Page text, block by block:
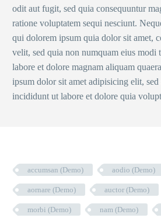
odit aut fugit, sed quia consequuntur
ratione voluptatem sequi nesciunt.
qui dolorem ipsum quia dolor sit amet,
velit, sed quia non numquam eius modi
labore et dolore magnam aliquam
ipsum dolor sit amet adipisicing elit,
incididunt ut labore et dolore quia
accumsan (Demo) aodio (Demo)
aornare (Demo) auctor (Demo)
morbi (Demo) nam (Demo)